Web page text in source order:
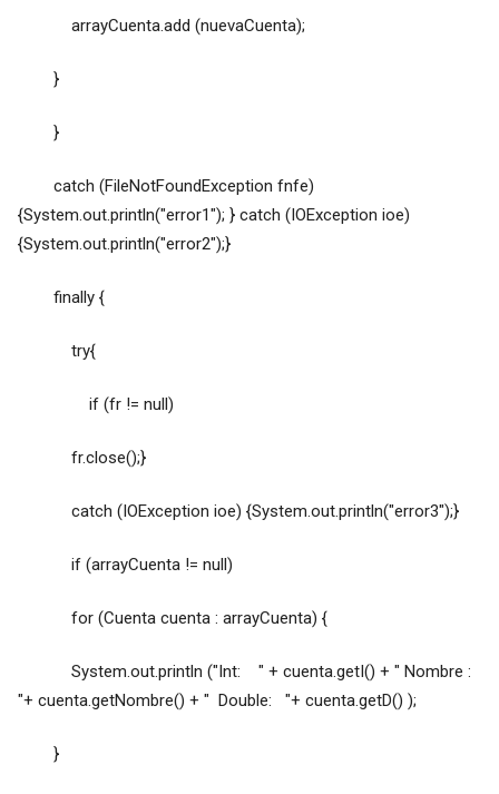
arrayCuenta.add (nuevaCuenta);
}
}
catch (FileNotFoundException fnfe)
{System.out.println("error1"); } catch (IOException ioe)
{System.out.println("error2");}
finally {
try{
if (fr != null)
fr.close();}
catch (IOException ioe) {System.out.println("error3");}
if (arrayCuenta != null)
for (Cuenta cuenta : arrayCuenta) {
System.out.println ("Int: " + cuenta.getI() + " Nombre :
"+ cuenta.getNombre() + " Double: "+ cuenta.getD() );
}